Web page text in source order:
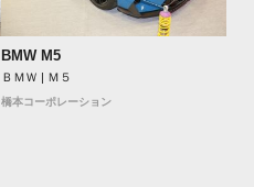
BMW M5
ＢＭＷ | Ｍ５
橋本コーポレーション